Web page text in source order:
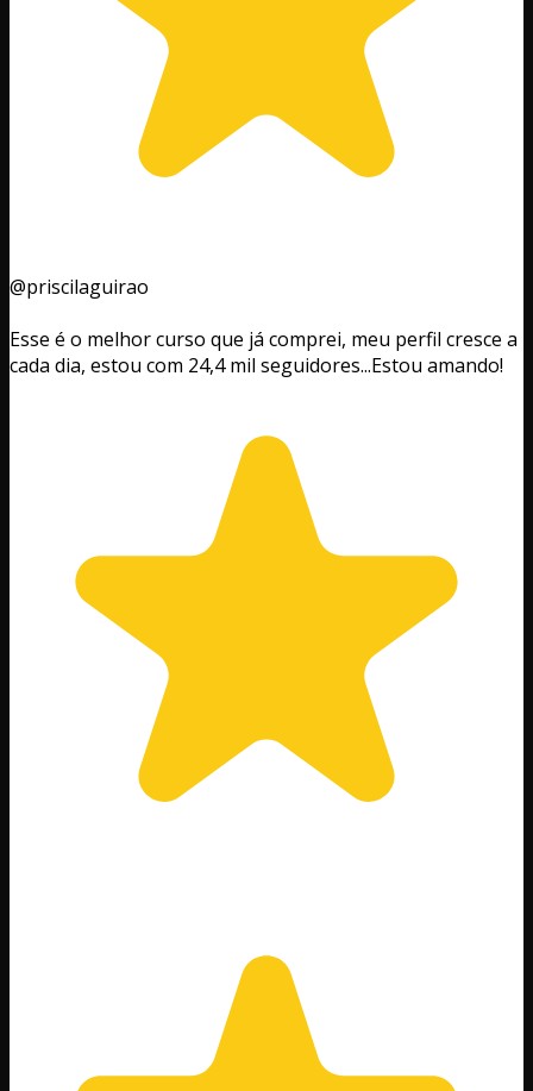
@priscilaguirao
Esse é o melhor curso que já comprei, meu perfil cresce a
cada dia, estou com 24,4 mil seguidores...Estou amando!